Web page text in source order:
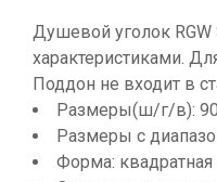
Душевой уголок RGW
характеристиками.
Поддон не входит в
Размеры(ш/г/в):
Размеры с
Форма: квадратная